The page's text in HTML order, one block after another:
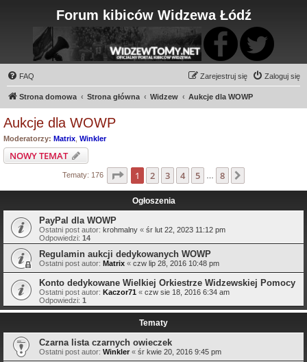
Forum kibiców Widzewa Łódź
FAQ Zaloguj się
Zarejestruj się
Strona domowa Strona główna Widzew Aukcje dla WOWP
Aukcje dla WOWP
Moderatorzy: Matrix Winkler
NOWY TEMAT
Tematy: 176 Strona z8
1 2 3 4 5 8
Ogłoszenia
PayPal dla WOWP
Ostatni post autor: krohmalny « śr lut 22, 2023 11:12 pm
Odpowiedzi: 14
Regulamin aukcji dedykowanych WOWP
Ostatni post autor: Matrix « czw lip 28, 2016 10:48 pm
Konto dedykowane Wielkiej Orkiestrze Widzewskiej Pomocy
Ostatni post autor: Kaczor71 « czw sie 18, 2016 6:34 am
Odpowiedzi: 1
Tematy
Czarna lista czarnych owieczek
Ostatni post autor: Winkler « śr kwie 20, 2016 9:45 pm